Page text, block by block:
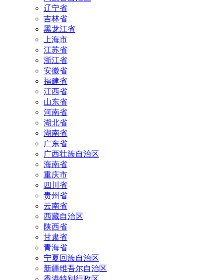
辽宁省
吉林省
黑龙江省
上海市
江苏省
浙江省
安徽省
福建省
江西省
山东省
河南省
湖北省
湖南省
广东省
广西壮族自治区
海南省
重庆市
四川省
贵州省
云南省
西藏自治区
陕西省
甘肃省
青海省
宁夏回族自治区
新疆维吾尔自治区